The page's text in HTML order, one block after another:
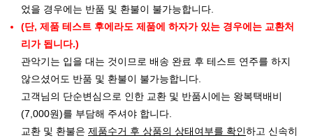
었을 경우에는 반품 및 환불이 불가능합니다.
(단, 제품 테스트 후에라도 제품에 하자가 있는 경우에는 교환처
리가 됩니다.)
관악기는 입을 대는 것이므로 배송 완료 후 테스트 연주를 하지
않으셨어도 반품 및 환불이 불가능합니다.
고객님의 단순변심으로 인한 교환 및 반품시에는 왕복택배비
(7,000원)를 부담해 주셔야 합니다.
교환 및 환불은 제품수거 후 상품의 상태여부를 확인하고 신속히